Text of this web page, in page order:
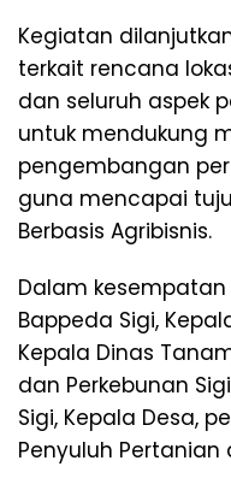
Kegiatan
terkait rencana
dan seluruh aspek
untuk mendukung
pengembangan
guna mencapai
Berbasis Agribisnis.
Dalam
Bappeda Sigi,
Kepala Dinas
dan Perkebunan
Sigi, Kepala Desa,
Penyuluh Pertanian